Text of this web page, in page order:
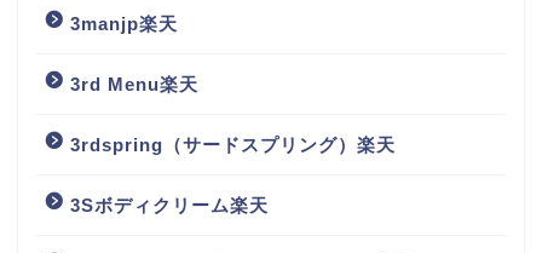
3manjp楽天
3rd Menu楽天
3rdspring（サードスプリング）楽天
3Sボディクリーム楽天